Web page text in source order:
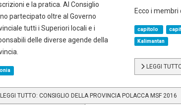
e la pratica. Al Consiglio
partecipato oltre al Governo
tutti i Superiori locali e i
delle diverse agende della
TUTTO: CONSIGLIO DELLA PROVINCIA POLACCA MSF 2016
Ecco i membri
capitolo
Kalimantan
LEGGI